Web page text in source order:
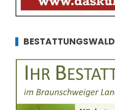
BESTATTUNGSWALD